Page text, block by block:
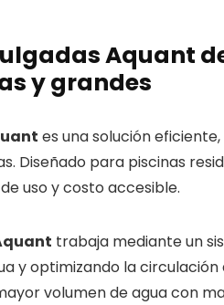
Aquant
y grandes
es una solución
Diseñado para piscinas
uso y costo accesible.
trabaja mediante un
y optimizando la
volumen de agua con